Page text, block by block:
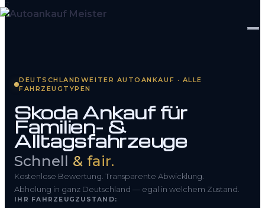
So funktioniert’s
Kontakt
FAQ
DEUTSCHLANDWEITER AUTOANKAUF · ALLE
FAHRZEUGTYPEN
Skoda Ankauf für
Familien- &
Alltagsfahrzeuge
Schnell & fair.
Kostenlose Bewertung. Transparente Abwicklung.
Abholung in ganz Deutschland — egal in welchem Zustand.
IHR FAHRZEUGZUSTAND: